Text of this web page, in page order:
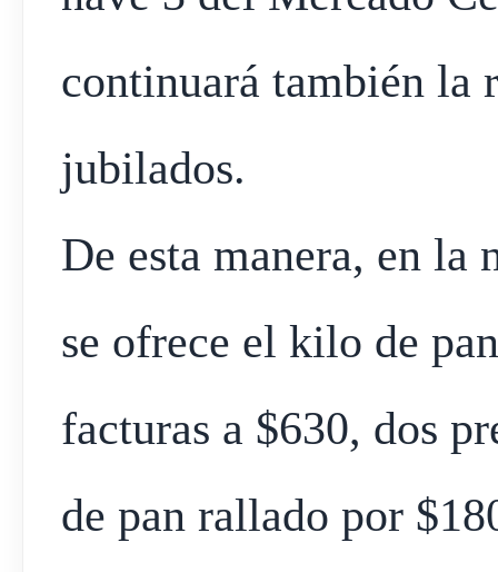
continuará también la
jubilados.
De esta manera, en la
se ofrece el kilo de
facturas a $630, dos
de pan rallado por